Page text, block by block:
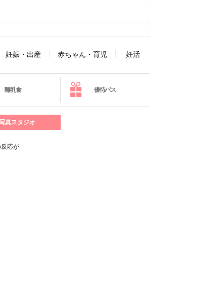
妊娠・出産 赤ちゃん・育児 妊活
離乳食 優待パス
真スタジオ
応が